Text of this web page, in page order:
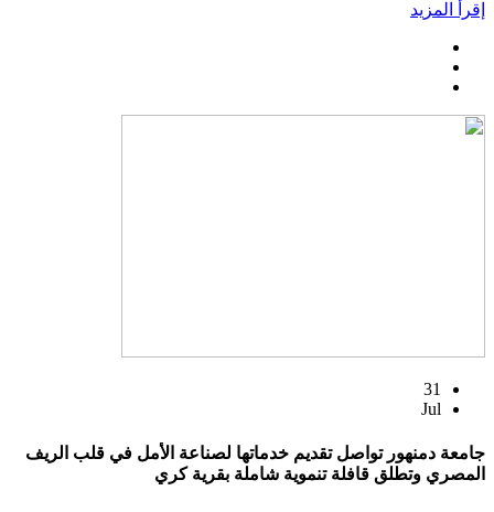
إقرأ المزيد
31
Jul
جامعة دمنهور تواصل تقديم خدماتها لصناعة الأمل في قلب الريف
المصري وتطلق قافلة تنموية شاملة بقرية كري